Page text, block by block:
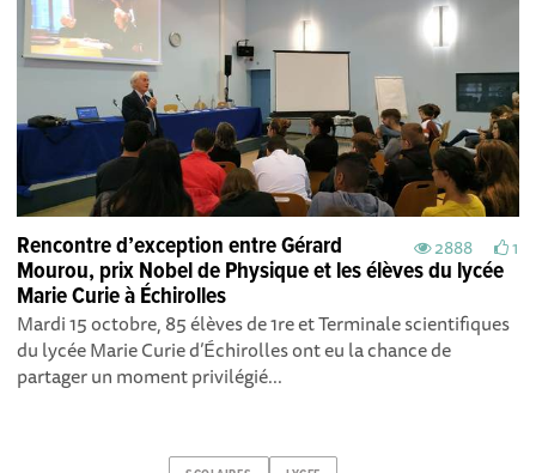
2888 1
Rencontre d’exception entre Gérard
Mourou, prix Nobel de Physique et les élèves du lycée
Marie Curie à Échirolles
Mardi 15 octobre, 85 élèves de 1re et Terminale scientifiques
du lycée Marie Curie d’Échirolles ont eu la chance de
partager un moment privilégié...